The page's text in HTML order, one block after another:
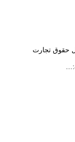
حقوق تجارت